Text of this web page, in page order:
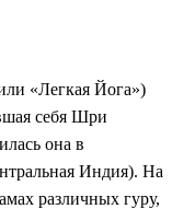
«Легкая Йога»)
себя Шри
она в
Индия). На
различных гуру,